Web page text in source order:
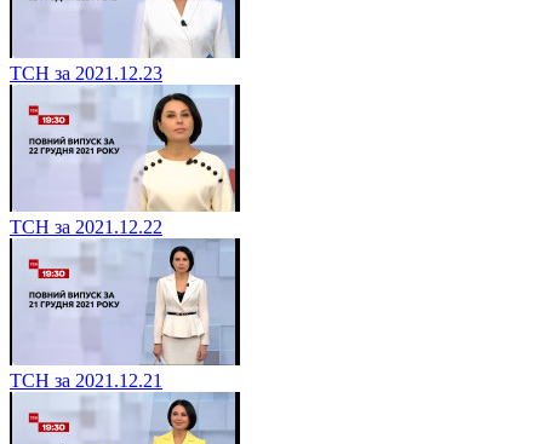
ТСН за 2021.12.23
ТСН за 2021.12.22
ТСН за 2021.12.21